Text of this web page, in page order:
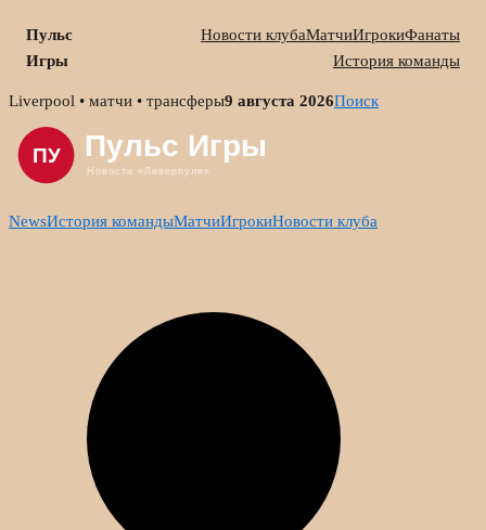
Пульс
Игры
Новости клубаМатчиИгрокиФанаты
История команды
Skip
content
Liverpool • матчи • трансферы9 августа 2026Поиск
NewsИстория командыМатчиИгрокиНовости клуба